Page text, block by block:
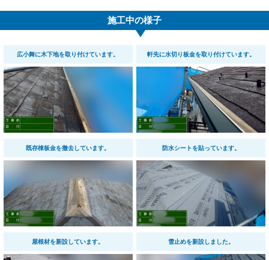
施工中の様子
広小舞に木下地を取り付けています。 軒先に水切り板金を取り付けています。
既存棟板金を撤去しています。 防水シートを貼っています。
屋根材を新設しています。 雪止めを新設しました。